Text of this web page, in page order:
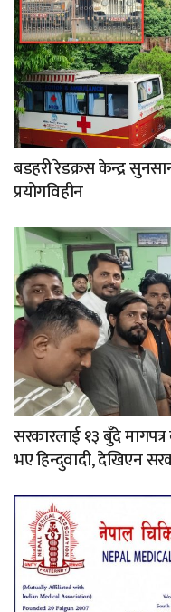
बडहरी रेडक्रस केन्द्र
प्रयोगविहीन
सरकारलाई १३ बुँदे
भए हिन्दुवादी, देखिएन